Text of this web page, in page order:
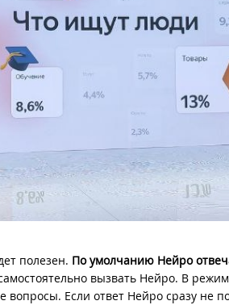
полезен. По умолчанию Нейро
вызвать Нейро. В
Если ответ Нейро сразу не